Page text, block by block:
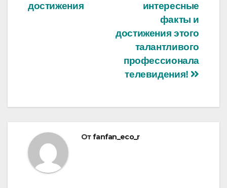
интересные
факты и
достижения этого
талантливого
профессионала
телевидения!
достижения
Отfanfan_eco_r